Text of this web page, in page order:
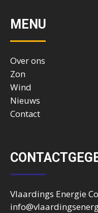
MENU
Over ons
Zon
Wind
Nieuws
Contact
Vlaardings Energie